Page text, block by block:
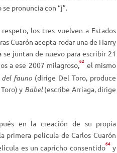
pronuncia con “j”.
los tres vuelven a Estados
Cuarón acepta rodar una de Harry
se juntan de nuevo para escribir 21
a ese 2007 milagroso,62 el mismo
fauno (dirige Del Toro, produce
y Babel(escribe Arriaga, dirige
en la creación de su propia
primera película de Carlos Cuarón
es un capricho consentido64y